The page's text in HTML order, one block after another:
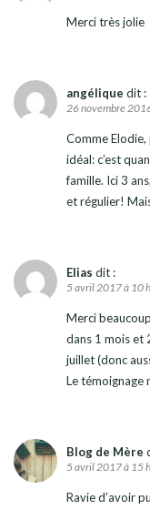
Merci très jolie
angélique dit :
26 novembre
Comme Elodie,
idéal: c’est
famille. Ici 3
et régulier!
Elias dit :
5 avril 2017 à 10
Merci
dans 1 mois et
juillet (donc
Le témoignage
Blog de Mère
5 avril 2017 à 15
Ravie d’avoir